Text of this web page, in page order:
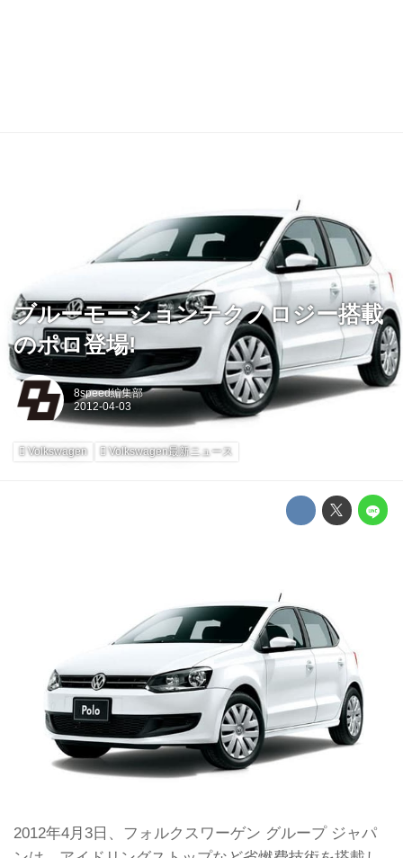
ブルーモーションテクノロジー搭載
のポロ登場!
8speed編集部
Volkswagen Volkswagen最新ニュース
2012年4月3日、フォルクスワーゲン グループ ジャパ